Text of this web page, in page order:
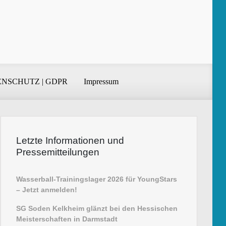
| GDPR Impressum
Letzte Informationen und
Pressemitteilungen
Wasserball-Trainingslager 2026 für YoungStars
– Jetzt anmelden!
SG Soden Kelkheim glänzt bei den Hessischen
Meisterschaften in Darmstadt